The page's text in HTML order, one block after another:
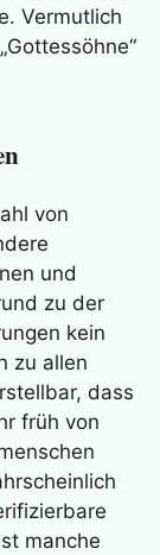
Vermutlich
von
und
zu der
kein
zu allen
dass
früh von
manche